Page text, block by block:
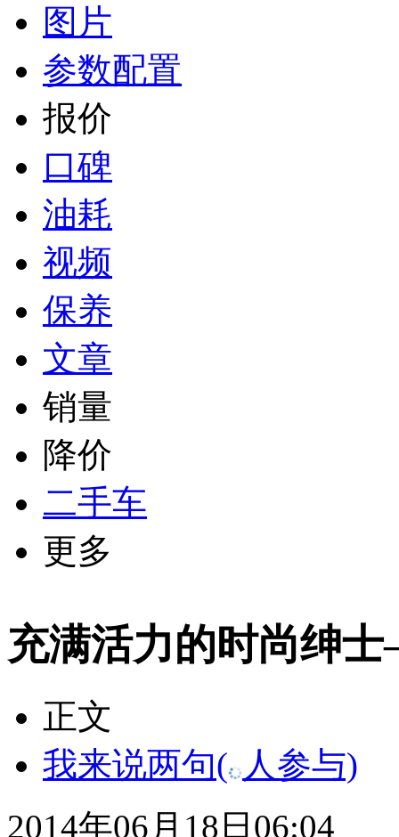
图片
参数配置
报价
口碑
油耗
视频
保养
文章
销量
降价
二手车
更多
充满活力的时尚绅
正文
我来说两句( 人参与)
2014年06月18日06:04